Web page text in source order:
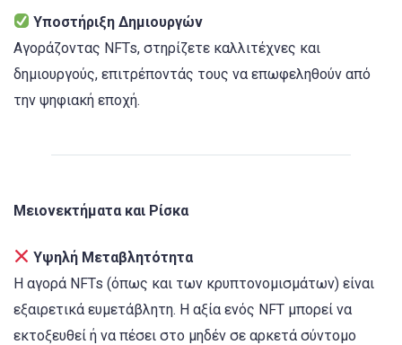
Υποστήριξη Δημιουργών
Αγοράζοντας NFTs, στηρίζετε καλλιτέχνες και
δημιουργούς, επιτρέποντάς τους να επωφεληθούν από
την ψηφιακή εποχή.
Μειονεκτήματα και Ρίσκα
Υψηλή Μεταβλητότητα
Η αγορά NFTs (όπως και των κρυπτονομισμάτων) είναι
εξαιρετικά ευμετάβλητη. Η αξία ενός NFT μπορεί να
εκτοξευθεί ή να πέσει στο μηδέν σε αρκετά σύντομο